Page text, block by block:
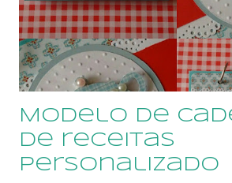
Modelo de
de receitas
personalizado